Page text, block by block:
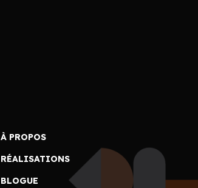
À PROPOS
RÉALISATIONS
BLOGUE